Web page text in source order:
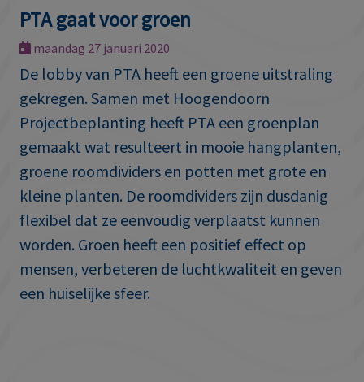
PTA gaat voor groen
maandag 27 januari 2020
De lobby van PTA heeft een groene uitstraling
gekregen. Samen met Hoogendoorn
Projectbeplanting heeft PTA een groenplan
gemaakt wat resulteert in mooie hangplanten,
groene roomdividers en potten met grote en
kleine planten. De roomdividers zijn dusdanig
flexibel dat ze eenvoudig verplaatst kunnen
worden. Groen heeft een positief effect op
mensen, verbeteren de luchtkwaliteit en geven
een huiselijke sfeer.